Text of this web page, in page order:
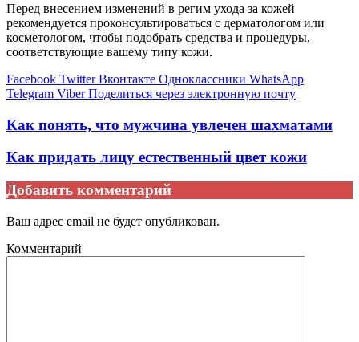
Перед внесением изменений в регим ухода за кожей
рекомендуется проконсультироваться с дерматологом или
косметологом, чтобы подобрать средства и процедуры,
соответствующие вашему типу кожи.
Facebook Twitter Вконтакте Одноклассники WhatsApp
Telegram Viber Поделиться через электронную почту
Как понять, что мужчина увлечен шахматами
Как придать лицу естественный цвет кожи
Добавить комментарий
Ваш адрес email не будет опубликован.
Комментарий